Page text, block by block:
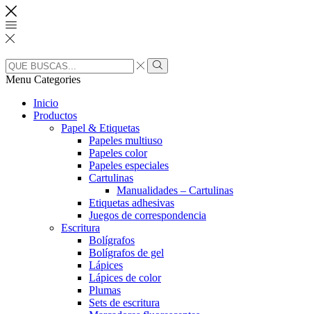
Search
input
Search
Menu Categories
Inicio
Productos
Papel & Etiquetas
Papeles multiuso
Papeles color
Papeles especiales
Cartulinas
Manualidades – Cartulinas
Etiquetas adhesivas
Juegos de correspondencia
Escritura
Bolígrafos
Bolígrafos de gel
Lápices
Lápices de color
Plumas
Sets de escritura